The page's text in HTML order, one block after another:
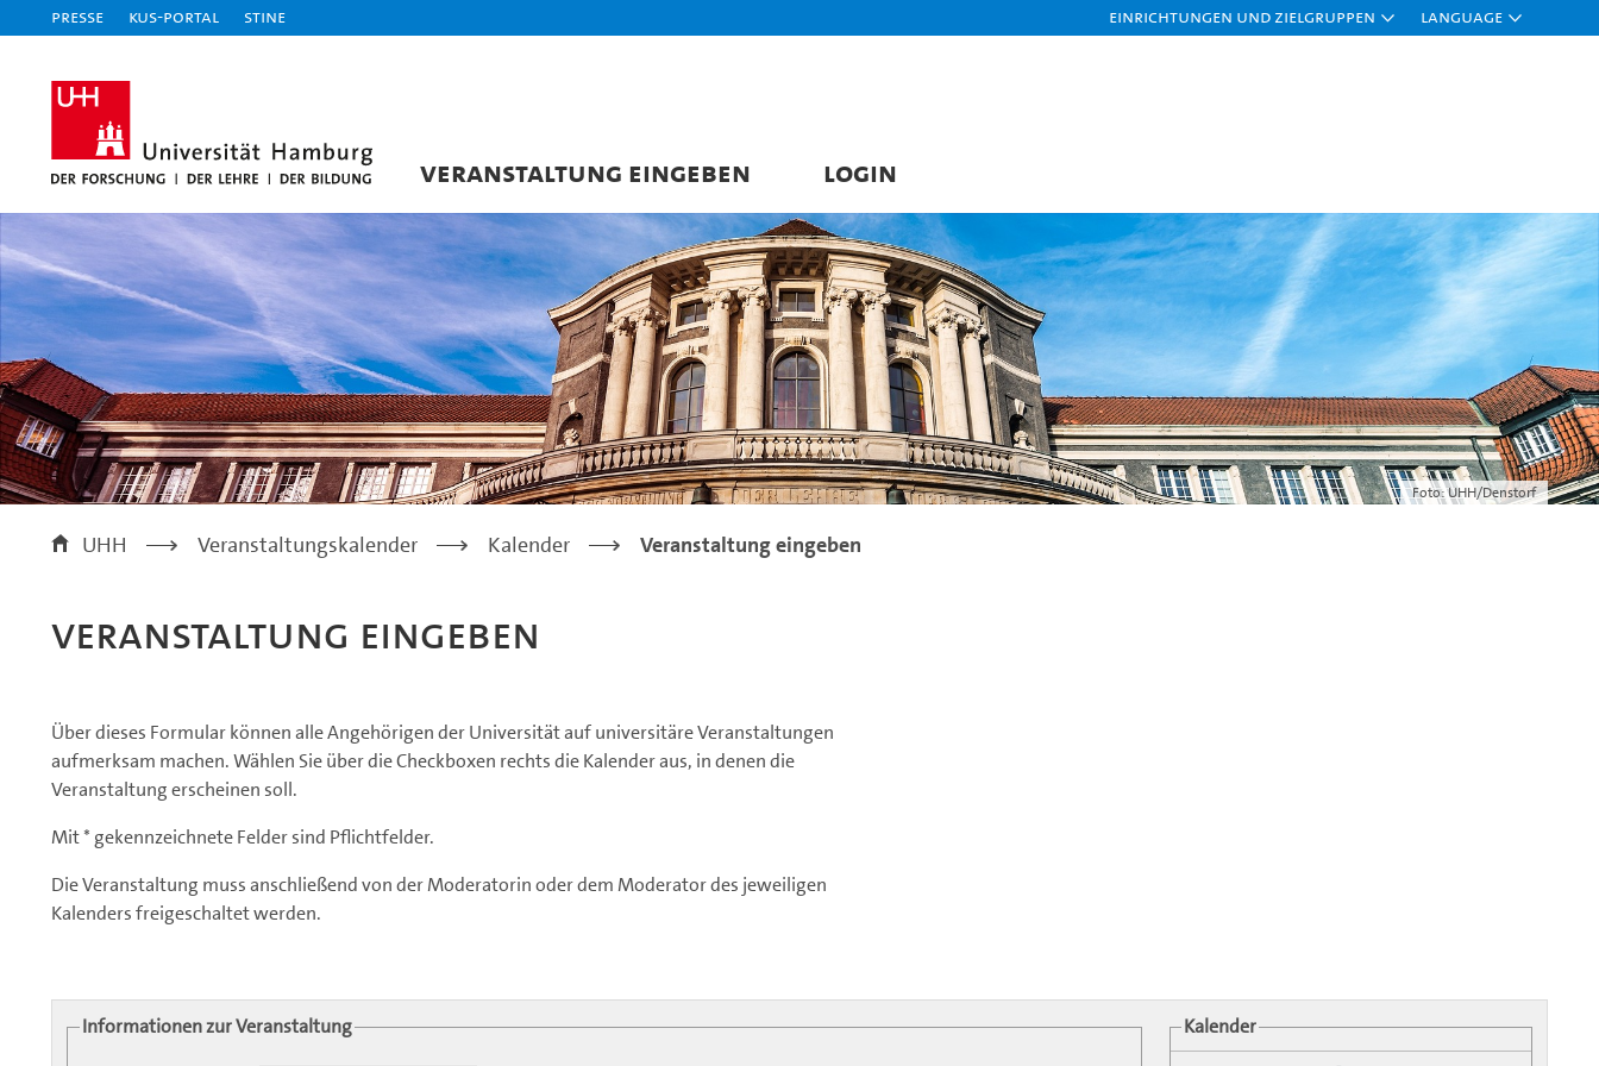
Presse KUS-Portal STiNE Einrichtungen und Zielgruppen Language
VERANSTALTUNG EINGEBEN LOGIN
Foto: UHH/Denstorf
UHH > Veranstaltungskalender > Kalender > Veranstaltung eingeben
Veranstaltung eingeben
Über dieses Formular können alle Angehörigen der Universität auf universitäre Veranstaltungen
aufmerksam machen. Wählen Sie über die Checkboxen rechts die Kalender aus, in denen die
Veranstaltung erscheinen soll.
Mit * gekennzeichnete Felder sind Pflichtfelder.
Die Veranstaltung muss anschließend von der Moderatorin oder dem Moderator des jeweiligen
Kalenders freigeschaltet werden.
Informationen zur Veranstaltung Kalender